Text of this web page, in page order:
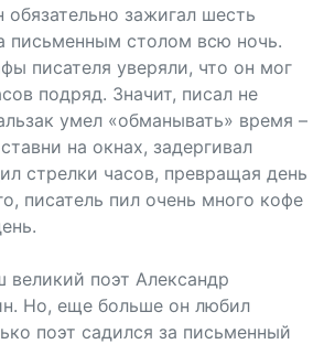
обязательно зажигал шесть
письменным столом всю ночь.
писателя уверяли, что он мог
подряд. Значит, писал не
умел «обманывать» время –
на окнах, задергивал
стрелки часов, превращая день
писатель пил очень много кофе
поэт Александр
Но, еще больше он любил
поэт садился за письменный